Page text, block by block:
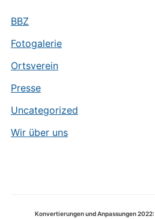
BBZ
Fotogalerie
Ortsverein
Presse
Uncategorized
Wir über uns
Konvertierungen und Anpassungen 2022: